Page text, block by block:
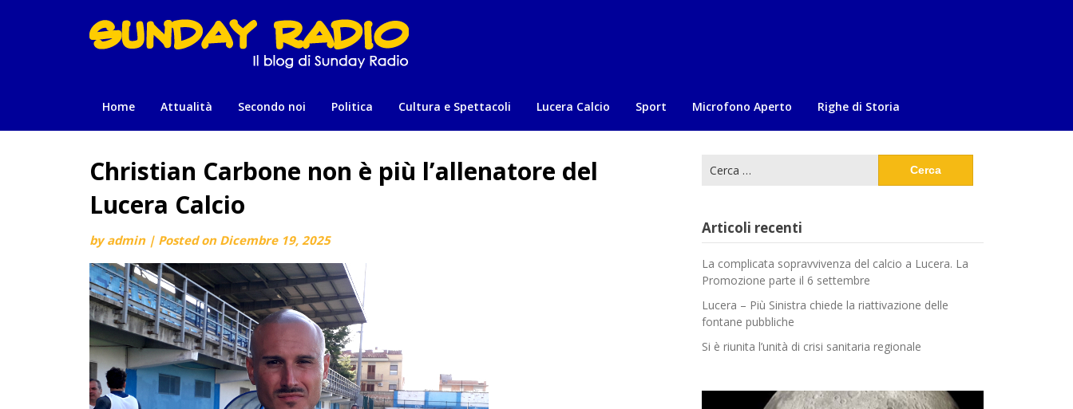
Home Attualità Secondo noi Politica Cultura e Spettacoli Lucera Calcio Sport Microfono Aperto Righe di Storia
Christian Carbone non è più l’allenatore del
Lucera Calcio
byadmin | Posted on Dicembre 19, 2025
per:
Articoli recenti
La complicata sopravvivenza del calcio a Lucera. La
Promozione parte il 6 settembre
Lucera – Più Sinistra chiede la riattivazione delle
fontane pubbliche
Si è riunita l’unità di crisi sanitaria regionale